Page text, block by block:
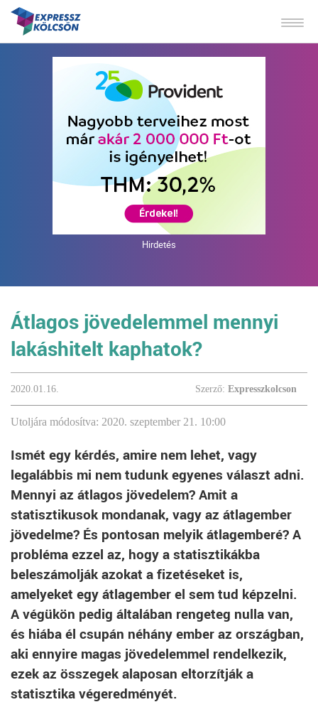
Hirdetés
Átlagos jövedelemmel mennyi
lakáshitelt kaphatok?
2020.01.16. Szerző: Expresszkolcson
Utoljára módosítva: 2020. szeptember 21. 10:00
Ismét egy kérdés, amire nem lehet, vagy
legalábbis mi nem tudunk egyenes választ adni.
Mennyi az átlagos jövedelem? Amit a
statisztikusok mondanak, vagy az átlagember
jövedelme? És pontosan melyik átlagemberé? A
probléma ezzel az, hogy a statisztikákba
beleszámolják azokat a fizetéseket is,
amelyeket egy átlagember el sem tud képzelni.
A végükön pedig általában rengeteg nulla van,
és hiába él csupán néhány ember az országban,
aki ennyire magas jövedelemmel rendelkezik,
ezek az összegek alaposan eltorzítják a
statisztika végeredményét.